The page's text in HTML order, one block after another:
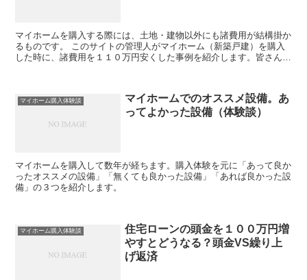
マイホームを購入する際には、土地・建物以外にも諸費用が結構掛か
るものです。 このサイトの管理人がマイホーム（新築戸建）を購入
した時に、諸費用を１１０万円安くした事例を紹介します。皆さんの
マイホーム購入体験談
マイホームでのオススメ設備。あ
ってよかった設備（体験談）
マイホームを購入して数年が経ちます。購入体験を元に「あって良か
ったオススメの設備」「無くても良かった設備」「あれば良かった設
備」の３つを紹介します。
マイホーム購入体験談
住宅ローンの頭金を１００万円増
やすとどうなる？頭金VS繰り上
げ返済